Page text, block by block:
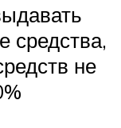
средства,
не